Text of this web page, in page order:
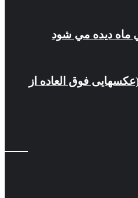
ماه ديده مي شود
(عکسهایی فوق العاده از